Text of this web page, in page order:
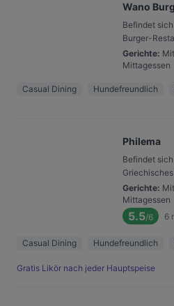
Wano
Befindet
Burger-
Gerichte:
Mittagessen
Casual Dining Hundefreundlich
Philema
Befindet
Gerichte:
Mittagessen
5.5/6 6
Casual Dining Hundefreundlich
Gratis Likör nach jeder Hauptspeise